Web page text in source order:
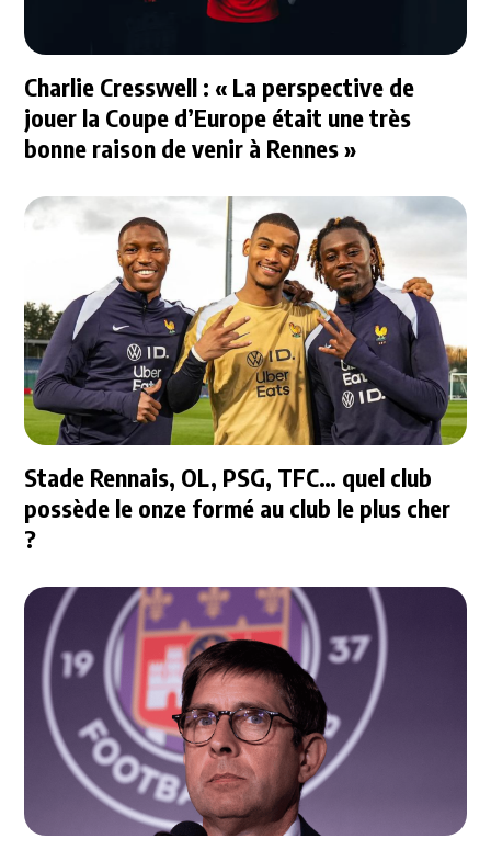
Charlie Cresswell : « La perspective de
jouer la Coupe d’Europe était une très
bonne raison de venir à Rennes »
Stade Rennais, OL, PSG, TFC… quel club
possède le onze formé au club le plus cher
?